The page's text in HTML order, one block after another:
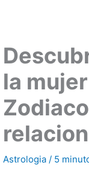
la
Astrologia / 5